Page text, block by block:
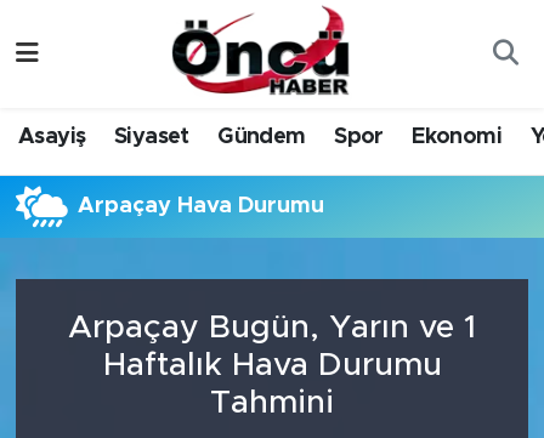
Asayiş Siyaset Gündem Spor Ekonomi
Arpaçay Hava Durumu
Arpaçay Bugün, Yarın ve 1
Haftalık Hava Durumu
Tahmini
Gündem
Sağlık & Çevre
Spor
Siyaset
Düzce Nöbetçi Eczaneler
Düzce Hava Durumu
Düzce Namaz Vakitleri
Düzce Trafik Yoğunluk Haritası
Süper Lig Puan Durumu ve Fikstür
Tüm Manşetler